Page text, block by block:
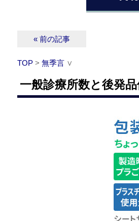
« 前の記事
TOP > 無季言 ∨
一般診療所数と後発